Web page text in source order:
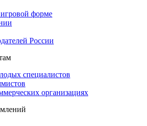
форме
России
специалистов
организациях